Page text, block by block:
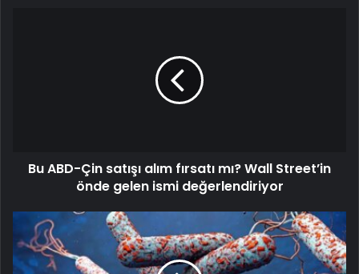
Bu ABD-Çin satışı alım fırsatı mı? Wall Street’in
önde gelen ismi değerlendiriyor